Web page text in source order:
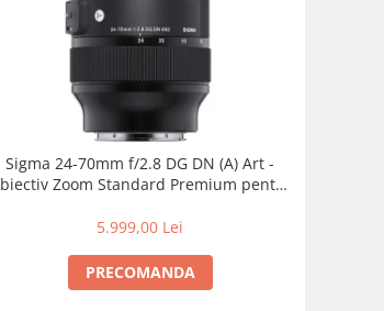
Sigma 24-70mm f/2.8 DG DN (A) Art -
Zoom Standard Premium pentru
5.999,00 Lei
PRECOMANDA